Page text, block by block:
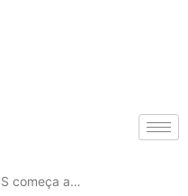
começa a…